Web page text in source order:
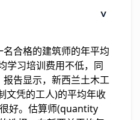
合格的建筑师的年平均
学习培训费用不低，同
告显示，新西兰土木工
文凭的工人)的平均年收
好。估算师(quantity